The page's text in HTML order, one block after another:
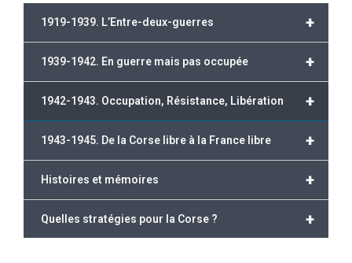
+
1919-1939. L’Entre-deux-guerres
+
1939-1942. En guerre mais pas occupée
+
1942-1943. Occupation, Résistance, Libération
+
1943-1945. De la Corse libre à la France libre
+
Histoires et mémoires
+
Quelles stratégies pour la Corse ?